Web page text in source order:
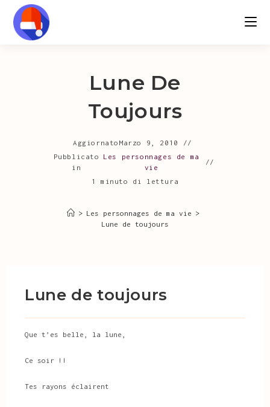
Salta
contenuto
Lune De
Toujours
Aggiornato Marzo 9, 2010
Pubblicato
in
Les personnages de ma
vie
1 minuto di lettura
> Les personnages de ma vie
>
Lune de toujours
Lune de toujours
Que t’es belle, la lune,
Ce soir !!
Tes rayons éclairent